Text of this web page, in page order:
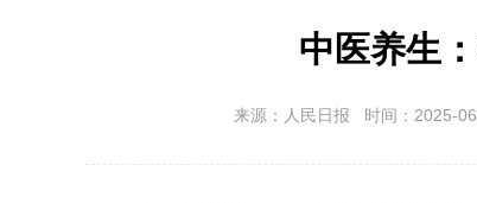
中医养生
来源：人民日报 时间：2025-